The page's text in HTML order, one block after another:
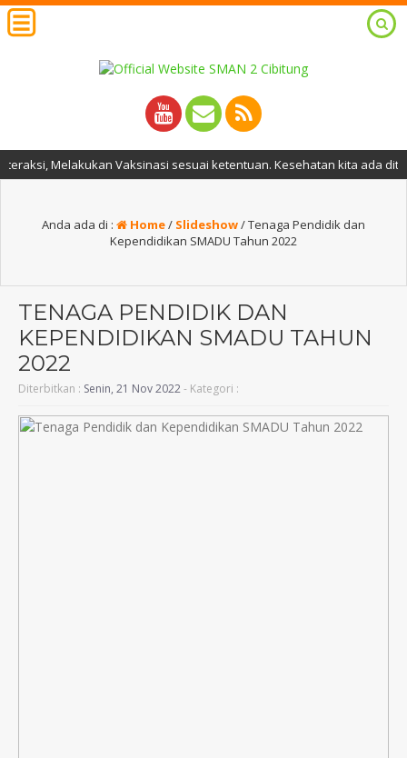
Vaksinasi sesuai ketentuan. Kesehatan kita ada ditangan
Anda ada di : Home/ Slideshow/Tenaga Pendidik dan
Kependidikan SMADU Tahun 2022
TENAGA PENDIDIK DAN
KEPENDIDIKAN SMADU TAHUN
2022
Diterbitkan : Senin, 21 Nov 2022- Kategori :